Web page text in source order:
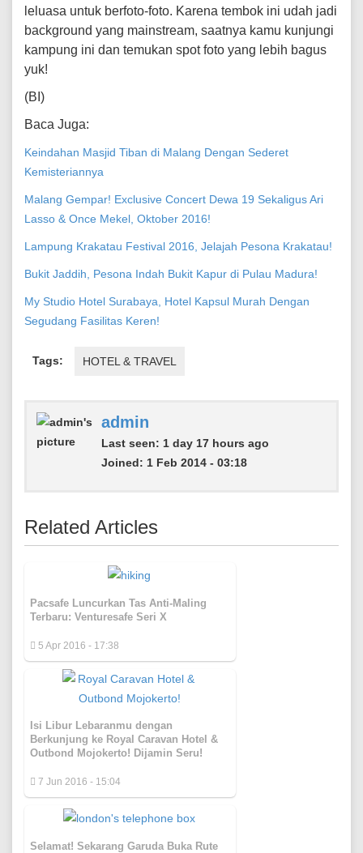
leluasa untuk berfoto-foto. Karena tembok ini udah jadi
background yang mainstream, saatnya kamu kunjungi
kampung ini dan temukan spot foto yang lebih bagus
yuk!
(BI)
Baca Juga:
Keindahan Masjid Tiban di Malang Dengan Sederet
Kemisteriannya
Malang Gempar! Exclusive Concert Dewa 19 Sekaligus Ari
Lasso & Once Mekel, Oktober 2016!
Lampung Krakatau Festival 2016, Jelajah Pesona Krakatau!
Bukit Jaddih, Pesona Indah Bukit Kapur di Pulau Madura!
My Studio Hotel Surabaya, Hotel Kapsul Murah Dengan
Segudang Fasilitas Keren!
Tags: HOTEL & TRAVEL
admin
Last seen: 1 day 17 hours ago
Joined: 1 Feb 2014 - 03:18
Related Articles
Pacsafe Luncurkan Tas Anti-Maling
Terbaru: Venturesafe Seri X
5 Apr 2016 - 17:38
Isi Libur Lebaranmu dengan
Berkunjung ke Royal Caravan Hotel &
Outbond Mojokerto! Dijamin Seru!
7 Jun 2016 - 15:04
Selamat! Sekarang Garuda Buka Rute